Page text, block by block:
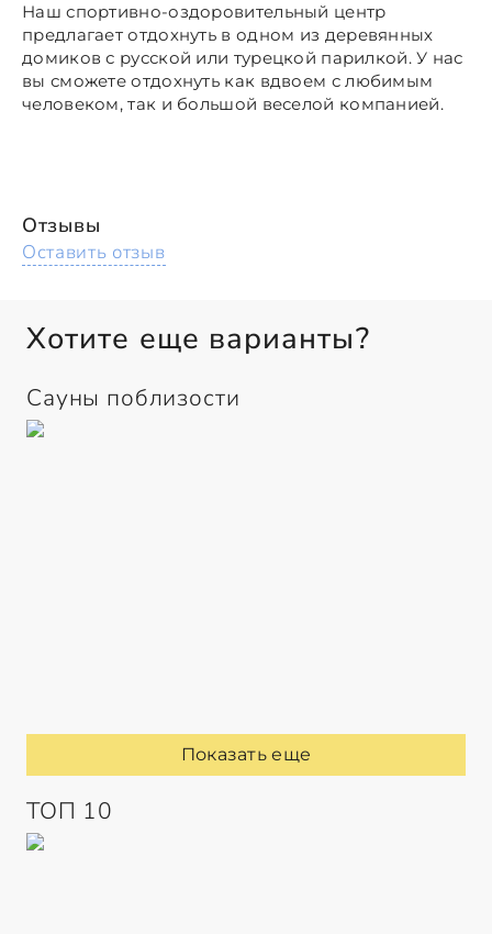
Наш спортивно-оздоровительный центр
предлагает отдохнуть в одном из деревянных
домиков с русской или турецкой парилкой. У нас
вы сможете отдохнуть как вдвоем с любимым
человеком, так и большой веселой компанией.
Отзывы
Оставить отзыв
Хотите еще варианты?
Сауны поблизости
Показать еще
ТОП 10